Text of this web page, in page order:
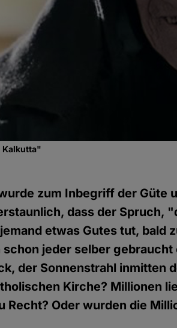
Kalkutta"
zum Inbegriff der Güte
dass der Spruch,
etwas Gutes tut, bald
jeder selber
der Sonnenstrahl inmitten
Kirche? Millionen
Recht? Oder wurden die